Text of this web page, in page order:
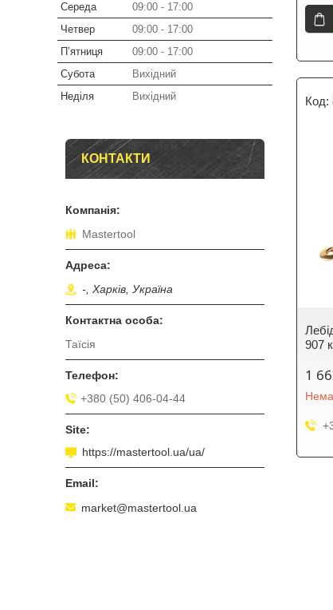
907
1
Середа
09:00
17:00
Четвер
09:00
17:00
Пʼятниця
09:00
17:00
Субота
Вихідний
Неділя
Вихідний
КОНТАКТИ
Mastertool
-, Харків, Україна
Таїсія
+380 (50) 406-04-44
https://mastertool.ua/ua/
market@mastertool.ua